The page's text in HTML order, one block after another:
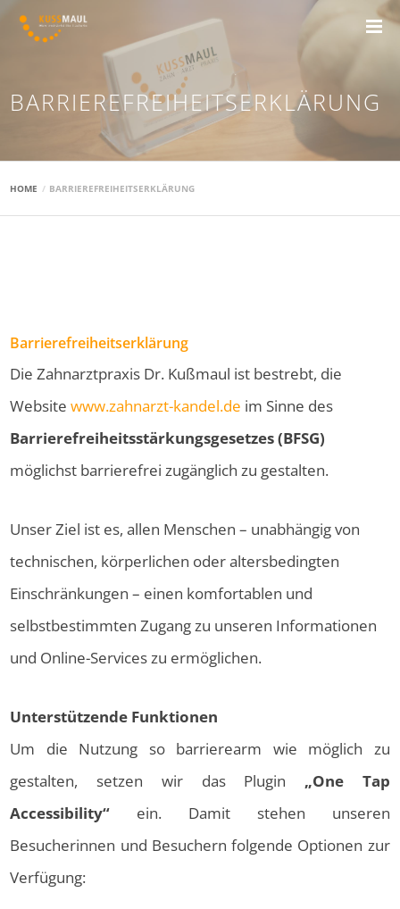
BARRIEREFREIHEITSERKLÄRUNG
HOME BARRIEREFREIHEITSERKLÄRUNG
Barrierefreiheitserklärung
Die Zahnarztpraxis Dr. Kußmaul ist bestrebt, die
Websitewww.zahnarzt-kandel.de im Sinne des
Barrierefreiheitsstärkungsgesetzes (BFSG)
möglichst barrierefrei zugänglich zu gestalten.
Unser Ziel ist es, allen Menschen – unabhängig von
technischen, körperlichen oder altersbedingten
Einschränkungen – einen komfortablen und
selbstbestimmten Zugang zu unseren Informationen
und Online-Services zu ermöglichen.
Unterstützende Funktionen
Um die Nutzung so barrierearm wie möglich zu
gestalten, setzen wir das Plugin „One Tap
Accessibility“ ein. Damit stehen unseren
Besucherinnen und Besuchern folgende Optionen zur
Verfügung: